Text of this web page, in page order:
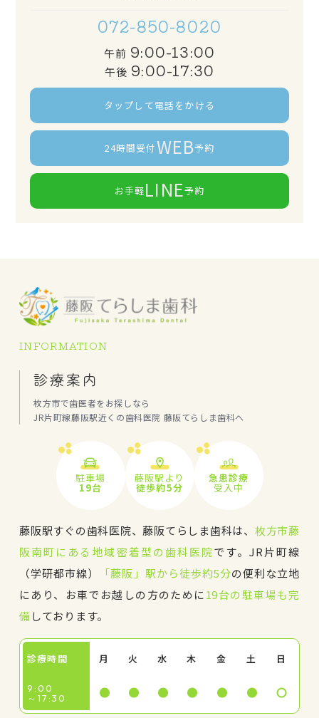
072-850-8020
午前 9:00-13:00
午後 9:00-17:30
タップして電話をかける
24時間受付WEB予約
お手軽LINE予約
INFORMATION
診療案内
枚方市で歯医者をお探しなら
JR片町線藤阪駅近くの歯科医院 藤阪てらしま歯科へ
駐車場
19台
藤阪駅より
徒歩約5分
急患診療
受入中
藤阪駅すぐの歯科医院、藤阪てらしま歯科は、 枚方市藤
阪南町にある地域密着型の歯科医院です。JR片町線
（学研都市線）
「藤阪」駅から徒歩約5分の便利な立地
にあり、お車でお越しの方のために19台の駐車場も完
備しております。
診療時間 月 火 水 木 金 土 日
9:00
～17:30